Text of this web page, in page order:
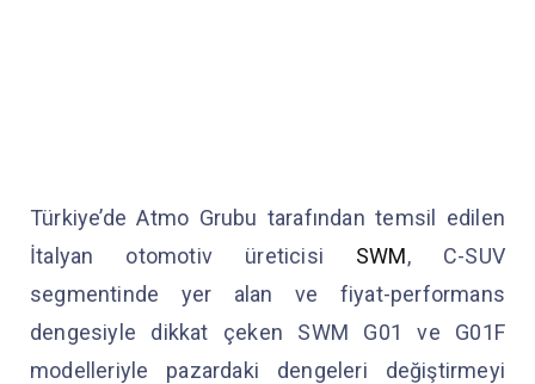
Türkiye’de Atmo Grubu tarafından temsil edilen
İtalyan otomotiv üreticisi SWM, C-SUV
segmentinde yer alan ve fiyat-performans
dengesiyle dikkat çeken SWM G01 ve G01F
modelleriyle pazardaki dengeleri değiştirmeyi